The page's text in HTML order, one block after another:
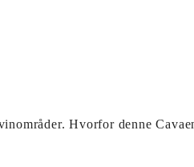
Hvorfor denne